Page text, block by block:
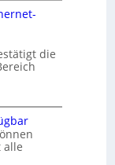
die
alle